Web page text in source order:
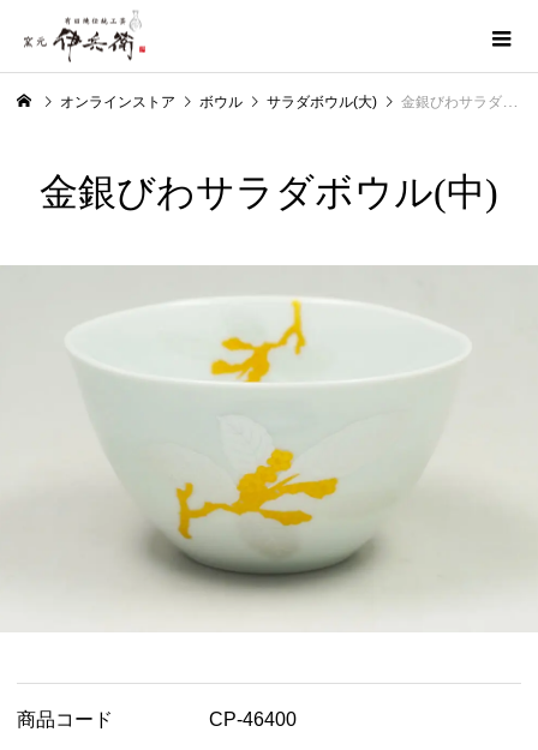
オンラインストア ボウル サラダボウル(大) 金銀びわサラダボウル(中)
金銀びわサラダボウル(中)
商品コード CP-46400